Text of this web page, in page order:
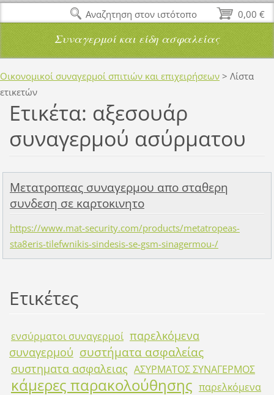
Συναγερμοί και είδη ασφαλείας
Οικονομικοί συναγερμοί σπιτιών και επιχειρήσεων > Λίστα
ετικετών
Ετικέτα: αξεσουάρ
συναγερμού ασύρματου
Μετατροπεας συναγερμου απο σταθερη
συνδεση σε καρτοκινητο
https://www.mat-security.com/products/metatropeas-
sta8eris-tilefwnikis-sindesis-se-gsm-sinagermou-/
Ετικέτες
ενσύρματοι συναγερμοί παρελκόμενα
συναγερμού συστήματα ασφαλείας
συστηματα ασφαλειας ΑΣΥΡΜΑΤΟΣ ΣΥΝΑΓΕΡΜΟΣ
κάμερες παρακολούθησης παρελκόμενα
0,00 €
Αναζητηση στον ιστότοπο